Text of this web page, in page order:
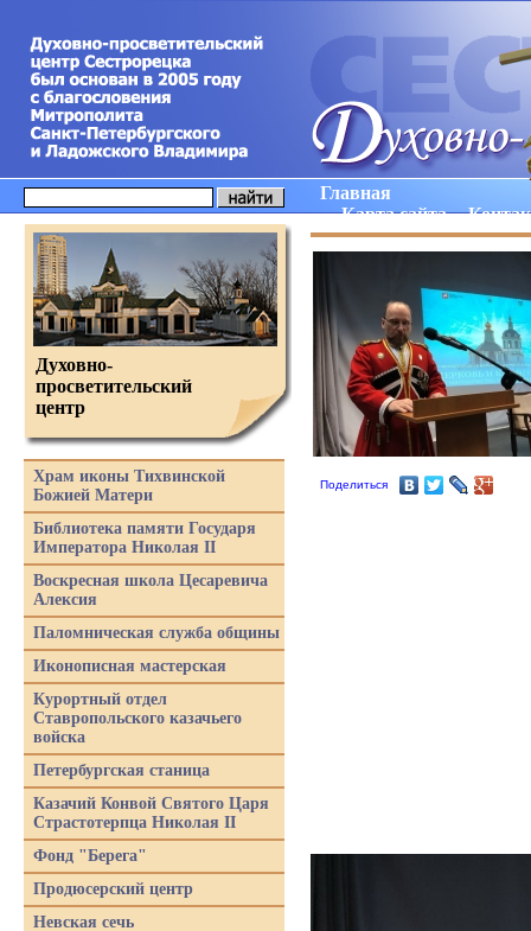
Главная
Карта сайта
Поделиться
Духовно-
просветительский
центр
Храм иконы Тихвинской
Божией Матери
Библиотека памяти Государя
Императора Николая II
Воскресная школа Цесаревича
Алексия
Паломническая служба общины
Иконописная мастерская
Курортный отдел
Ставропольского казачьего
войска
Петербургская станица
Казачий Конвой Святого Царя
Страстотерпца Николая II
Фонд "Берега"
Продюсерский центр
Невская сечь